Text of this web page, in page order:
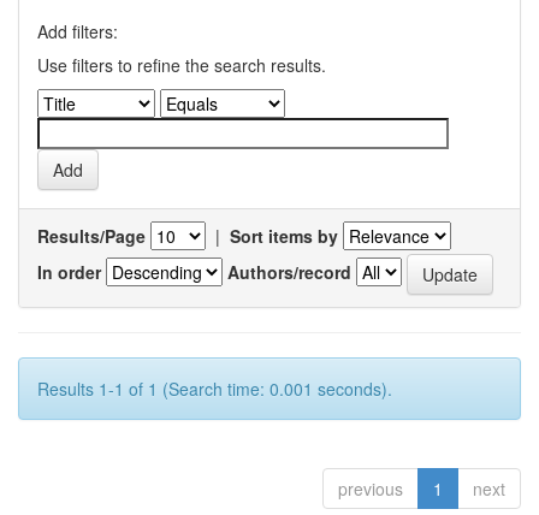
Add filters:
Use filters to refine the search results.
Results/Page | Sort items by
In order
Authors/record
Results 1-1 of 1 (Search time: 0.001 seconds).
previous 1 next